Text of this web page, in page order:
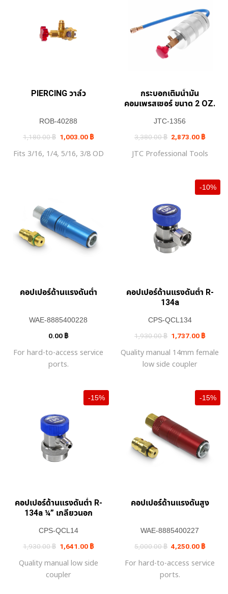
PIERCING วาล์ว
ROB-40288
1,180.00฿ Original
price
1,180.00 ฿.
1,003.00 ฿Current
price
1,003.00 ฿.
Fits 3/16, 1/4, 5/16, 3/8 OD
กระบอกเติมน้ำมัน
คอมเพรสเซอร์ ขนาด 2 OZ.
JTC-1356
3,380.00฿ Original
price
3,380.00 ฿.
2,873.00 ฿Current
price
JTC Professional Tools
คอปเปอร์ด้านแรงดันต่ำ
WAE-8885400228
0.00 ฿
For hard-to-access service
ports.
-10%
คอปเปอร์ด้านแรงดันต่ำ R-
134a
CPS-QCL134
1,930.00฿ Original
price
1,930.00 ฿.
1,737.00 ฿Current
price
Quality manual 14mm female
low side coupler
-15%
คอปเปอร์ด้านแรงดันต่ำ R-
134a ¼” เกลียวนอก
CPS-QCL14
1,930.00฿ Original
price
1,930.00 ฿.
1,641.00 ฿Current
price
1,641.00 ฿.
Quality manual low side
coupler
-15%
คอปเปอร์ด้านแรงดันสูง
WAE-8885400227
5,000.00฿ Original
price
5,000.00 ฿.
4,250.00 ฿Current
price
For hard-to-access service
ports.